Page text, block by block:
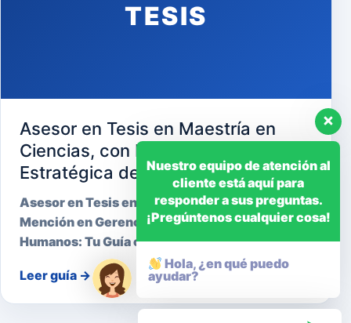
TESIS
Asesor en Tesis en Maestría en
Ciencias, con Mención en Gerencia
Estratégica de Recursos Humanos
Asesor en Tesis en Maestría en Ciencias, con
Mención en Gerencia Estratégica de Recursos
Humanos: Tu Guía cara…
Leer guía →
Nuestro equipo de atención al
cliente está aquí para
responder a sus preguntas.
¡Pregúntenos cualquier cosa!
Hola, ¿en qué puedo
ayudar?